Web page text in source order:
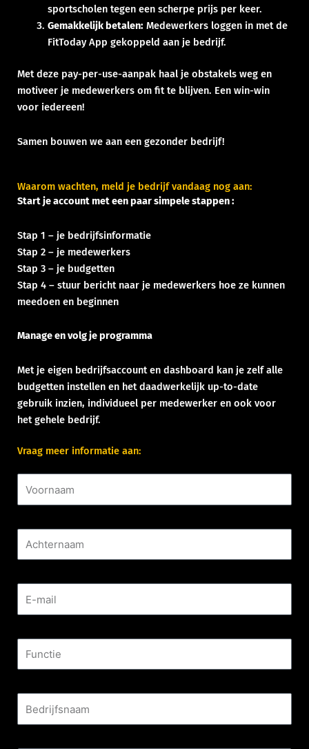
sportscholen tegen een scherpe prijs per keer.
Gemakkelijk betalen: Medewerkers loggen in met de
FitToday App gekoppeld aan je bedrijf.
Met deze pay-per-use-aanpak haal je obstakels weg en
motiveer je medewerkers om fit te blijven. Een win-win
voor iedereen!
Samen bouwen we aan een gezonder bedrijf!
Waarom wachten, meld je bedrijf vandaag nog aan:
Start je account met een paar simpele stappen :
Stap 1 – je bedrijfsinformatie
Stap 2 – je medewerkers
Stap 3 – je budgetten
Stap 4 – stuur bericht naar je medewerkers hoe ze kunnen
meedoen en beginnen
Manage en volg je programma
Met je eigen bedrijfsaccount en dashboard kan je zelf alle
budgetten instellen en het daadwerkelijk up-to-date
gebruik inzien, individueel per medewerker en ook voor
het gehele bedrijf.
Vraag meer informatie aan: